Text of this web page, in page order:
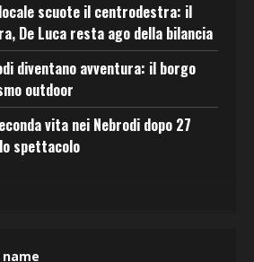
scuote il centrodestra: il
De Luca resta ago della bilancia
diventano avventura: il borgo
outdoor
vita nei Nebrodi dopo 27
spettacolo